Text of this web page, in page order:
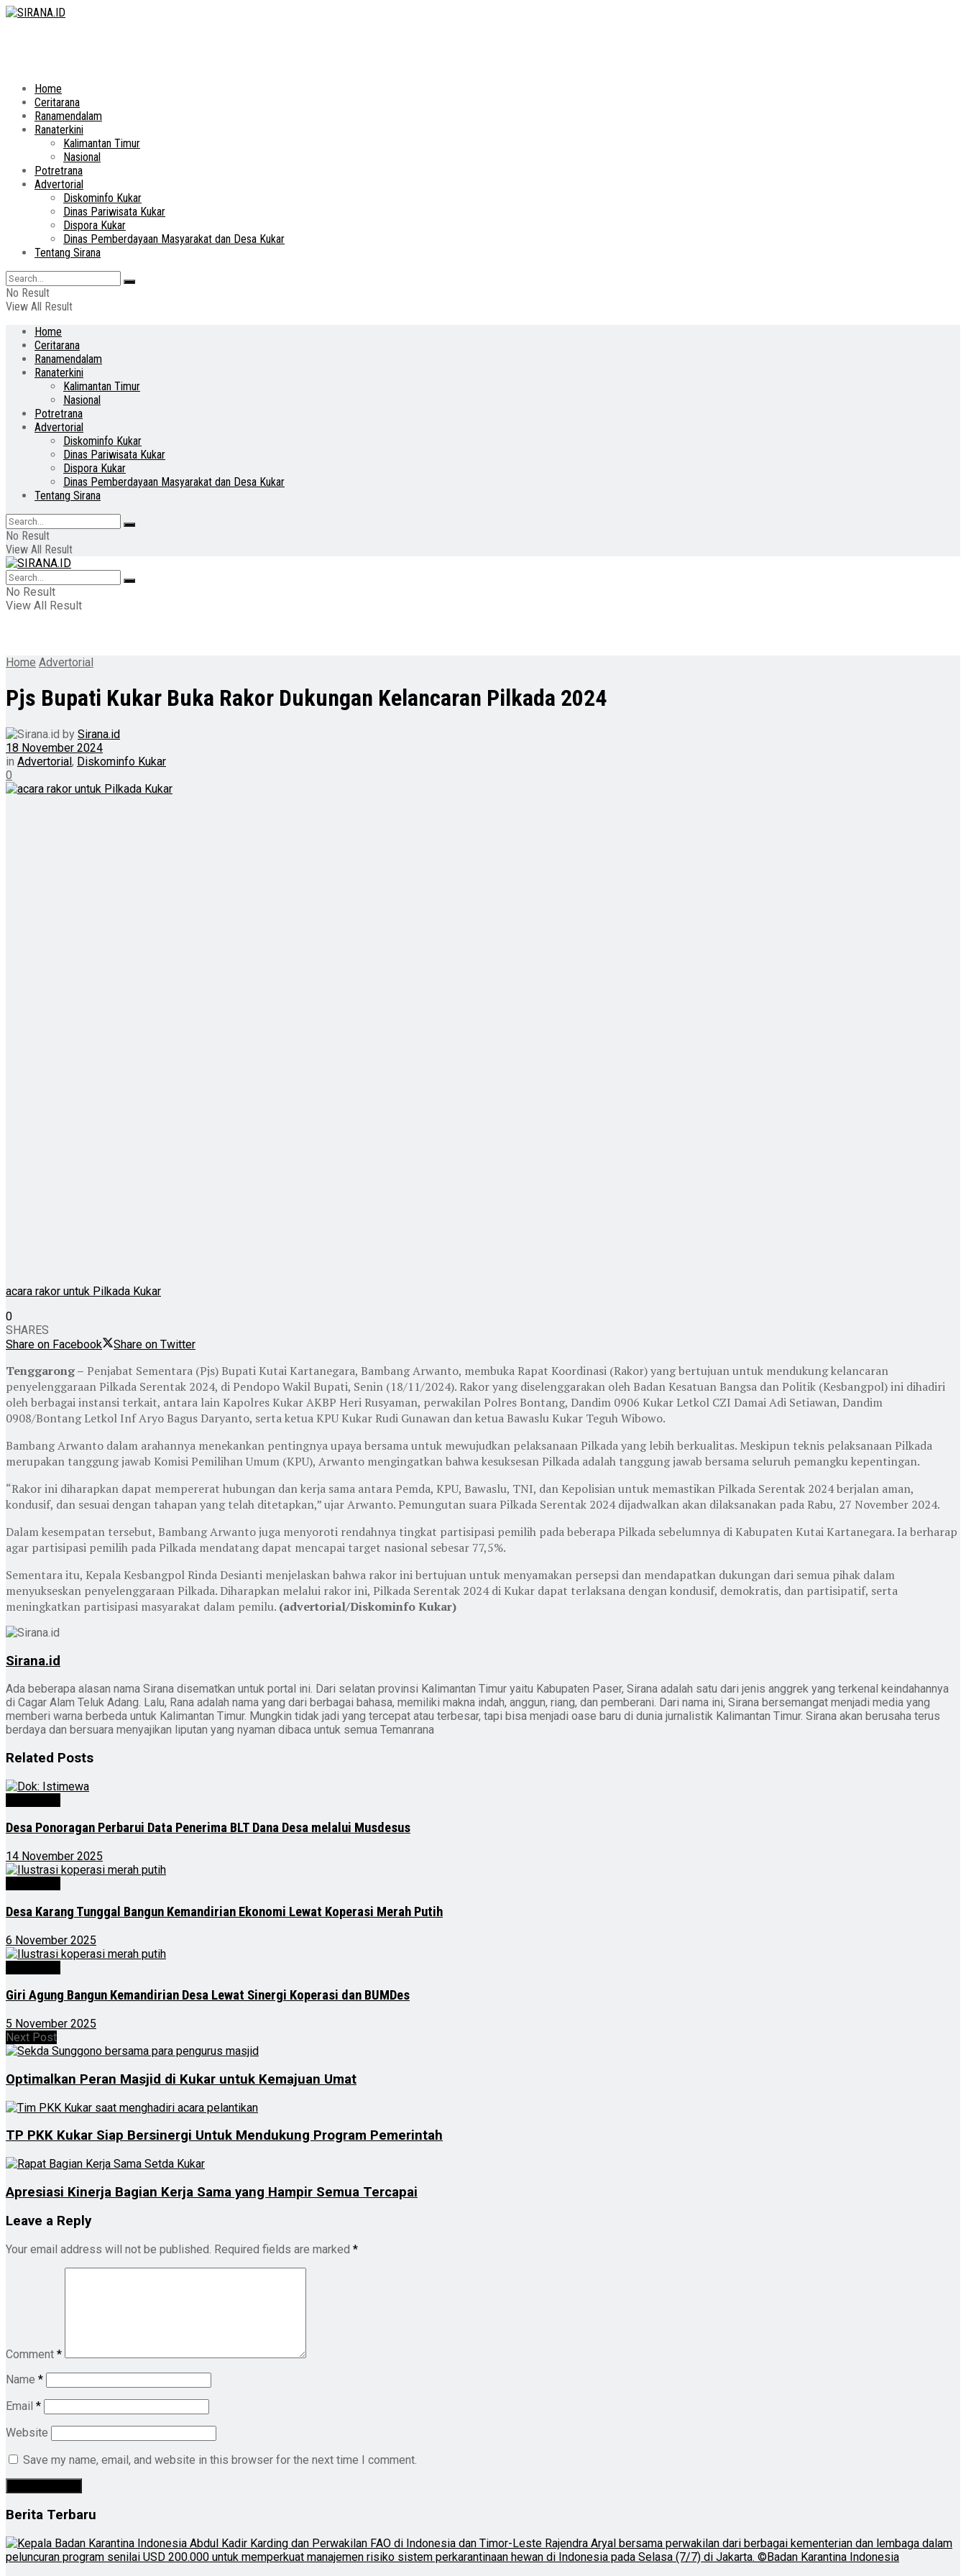
Home
Ceritarana
Ranamendalam
Ranaterkini
Kalimantan Timur
Nasional
Potretrana
Advertorial
Diskominfo Kukar
Dinas Pariwisata Kukar
Dispora Kukar
Dinas Pemberdayaan Masyarakat dan Desa Kukar
Tentang Sirana
No Result
View All Result
Home
Ceritarana
Ranamendalam
Ranaterkini
Kalimantan Timur
Nasional
Potretrana
Advertorial
Diskominfo Kukar
Dinas Pariwisata Kukar
Dispora Kukar
Dinas Pemberdayaan Masyarakat dan Desa Kukar
Tentang Sirana
No Result
View All Result
No Result
View All Result
Home Advertorial
Pjs Bupati Kukar Buka Rakor Dukungan Kelancaran Pilkada 2024
by Sirana.id
18 November 2024
in Advertorial, Diskominfo Kukar
0
acara rakor untuk Pilkada Kukar
0
SHARES
Share on Facebook
Share on Twitter
Tenggarong – Penjabat Sementara (Pjs) Bupati Kutai Kartanegara, Bambang Arwanto, membuka Rapat Koordinasi (Rakor) yang bertujuan untuk mendukung kelancaran
penyelenggaraan Pilkada Serentak 2024, di Pendopo Wakil Bupati, Senin (18/11/2024). Rakor yang diselenggarakan oleh Badan Kesatuan Bangsa dan Politik (Kesbangpol) ini dihadiri
oleh berbagai instansi terkait, antara lain Kapolres Kukar AKBP Heri Rusyaman, perwakilan Polres Bontang, Dandim 0906 Kukar Letkol CZI Damai Adi Setiawan, Dandim
0908/Bontang Letkol Inf Aryo Bagus Daryanto, serta ketua KPU Kukar Rudi Gunawan dan ketua Bawaslu Kukar Teguh Wibowo.
Bambang Arwanto dalam arahannya menekankan pentingnya upaya bersama untuk mewujudkan pelaksanaan Pilkada yang lebih berkualitas. Meskipun teknis pelaksanaan Pilkada
merupakan tanggung jawab Komisi Pemilihan Umum (KPU), Arwanto mengingatkan bahwa kesuksesan Pilkada adalah tanggung jawab bersama seluruh pemangku kepentingan.
“Rakor ini diharapkan dapat mempererat hubungan dan kerja sama antara Pemda, KPU, Bawaslu, TNI, dan Kepolisian untuk memastikan Pilkada Serentak 2024 berjalan aman,
kondusif, dan sesuai dengan tahapan yang telah ditetapkan,” ujar Arwanto. Pemungutan suara Pilkada Serentak 2024 dijadwalkan akan dilaksanakan pada Rabu, 27 November 2024.
Dalam kesempatan tersebut, Bambang Arwanto juga menyoroti rendahnya tingkat partisipasi pemilih pada beberapa Pilkada sebelumnya di Kabupaten Kutai Kartanegara. Ia berharap
agar partisipasi pemilih pada Pilkada mendatang dapat mencapai target nasional sebesar 77,5%.
Sementara itu, Kepala Kesbangpol Rinda Desianti menjelaskan bahwa rakor ini bertujuan untuk menyamakan persepsi dan mendapatkan dukungan dari semua pihak dalam
menyukseskan penyelenggaraan Pilkada. Diharapkan melalui rakor ini, Pilkada Serentak 2024 di Kukar dapat terlaksana dengan kondusif, demokratis, dan partisipatif, serta
meningkatkan partisipasi masyarakat dalam pemilu. (advertorial/Diskominfo Kukar)
Sirana.id
Ada beberapa alasan nama Sirana disematkan untuk portal ini. Dari selatan provinsi Kalimantan Timur yaitu Kabupaten Paser, Sirana adalah satu dari jenis anggrek yang terkenal keindahannya
di Cagar Alam Teluk Adang. Lalu, Rana adalah nama yang dari berbagai bahasa, memiliki makna indah, anggun, riang, dan pemberani. Dari nama ini, Sirana bersemangat menjadi media yang
memberi warna berbeda untuk Kalimantan Timur. Mungkin tidak jadi yang tercepat atau terbesar, tapi bisa menjadi oase baru di dunia jurnalistik Kalimantan Timur. Sirana akan berusaha terus
berdaya dan bersuara menyajikan liputan yang nyaman dibaca untuk semua Temanrana
Related Posts
Desa Ponoragan Perbarui Data Penerima BLT Dana Desa melalui Musdesus
14 November 2025
Desa Karang Tunggal Bangun Kemandirian Ekonomi Lewat Koperasi Merah Putih
6 November 2025
Giri Agung Bangun Kemandirian Desa Lewat Sinergi Koperasi dan BUMDes
5 November 2025
Next Post
Optimalkan Peran Masjid di Kukar untuk Kemajuan Umat
TP PKK Kukar Siap Bersinergi Untuk Mendukung Program Pemerintah
Apresiasi Kinerja Bagian Kerja Sama yang Hampir Semua Tercapai
Leave a Reply
Your email address will not be published. Required fields are marked *
Comment *
Name *
Email *
Website
Save my name, email, and website in this browser for the next time I comment.
Berita Terbaru